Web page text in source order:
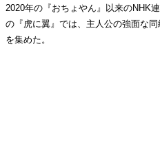
2020年の『おちょやん』以来のNHK
の『虎に翼』では、主人公の強面な
を集めた。